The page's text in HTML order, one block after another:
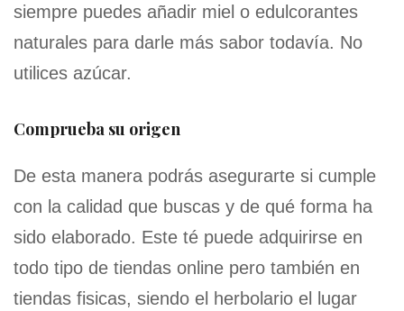
siempre puedes añadir miel o edulcorantes
naturales para darle más sabor todavía. No
utilices azúcar.
Comprueba su origen
De esta manera podrás asegurarte si cumple
con la calidad que buscas y de qué forma ha
sido elaborado. Este té puede adquirirse en
todo tipo de tiendas online pero también en
tiendas fisicas, siendo el herbolario el lugar